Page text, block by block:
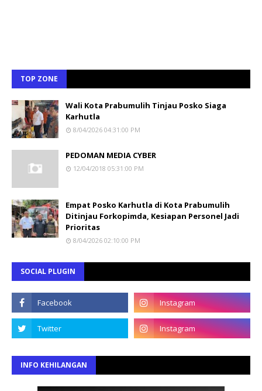
TOP ZONE
Wali Kota Prabumulih Tinjau Posko Siaga
Karhutla
8/04/2026 04:31:00 PM
PEDOMAN MEDIA CYBER
12/04/2018 05:31:00 PM
Empat Posko Karhutla di Kota Prabumulih
Ditinjau Forkopimda, Kesiapan Personel Jadi
Prioritas
8/04/2026 02:10:00 PM
SOCIAL PLUGIN
INFO KEHILANGAN